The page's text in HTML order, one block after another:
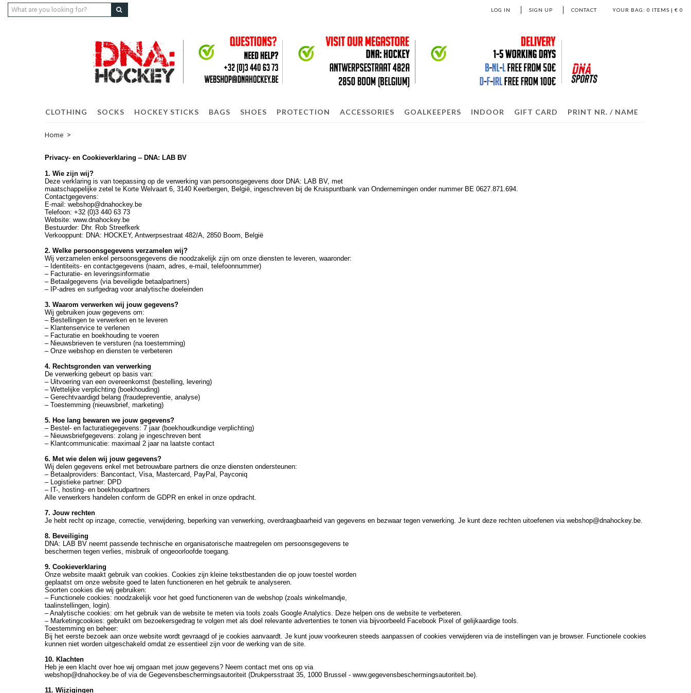
YOUR BAG: 0 ITEMS | € 0
LOG IN SIGN UP CONTACT
CLOTHING SOCKS HOCKEY STICKS BAGS SHOES PROTECTION ACCESSORIES GOALKEEPERS INDOOR GIFT CARD PRINT NR. / NAME
Home >
Privacy- en Cookieverklaring ‒ DNA: LAB BV
1. Wie zijn wij?
Deze verklaring is van toepassing op de verwerking van persoonsgegevens door DNA: LAB BV, met
maatschappelijke zetel te Korte Welvaart 6, 3140 Keerbergen, België, ingeschreven bij de Kruispuntbank van Ondernemingen onder nummer BE 0627.871.694.
Contactgegevens:
E-mail: webshop@dnahockey.be
Telefoon: +32 (0)3 440 63 73
Website: www.dnahockey.be
Bestuurder: Dhr. Rob Streefkerk
Verkooppunt: DNA: HOCKEY, Antwerpsestraat 482/A, 2850 Boom, België
2. Welke persoonsgegevens verzamelen wij?
Wij verzamelen enkel persoonsgegevens die noodzakelijk zijn om onze diensten te leveren, waaronder:
‒ Identiteits- en contactgegevens (naam, adres, e-mail, telefoonnummer)
‒ Facturatie- en leveringsinformatie
‒ Betaalgegevens (via beveiligde betaalpartners)
‒ IP-adres en surfgedrag voor analytische doeleinden
3. Waarom verwerken wij jouw gegevens?
Wij gebruiken jouw gegevens om:
‒ Bestellingen te verwerken en te leveren
‒ Klantenservice te verlenen
‒ Facturatie en boekhouding te voeren
‒ Nieuwsbrieven te versturen (na toestemming)
‒ Onze webshop en diensten te verbeteren
4. Rechtsgronden van verwerking
De verwerking gebeurt op basis van:
‒ Uitvoering van een overeenkomst (bestelling, levering)
‒ Wettelijke verplichting (boekhouding)
‒ Gerechtvaardigd belang (fraudepreventie, analyse)
‒ Toestemming (nieuwsbrief, marketing)
5. Hoe lang bewaren we jouw gegevens?
‒ Bestel- en facturatiegegevens: 7 jaar (boekhoudkundige verplichting)
‒ Nieuwsbriefgegevens: zolang je ingeschreven bent
‒ Klantcommunicatie: maximaal 2 jaar na laatste contact
6. Met wie delen wij jouw gegevens?
Wij delen gegevens enkel met betrouwbare partners die onze diensten ondersteunen:
‒ Betaalproviders: Bancontact, Visa, Mastercard, PayPal, Payconiq
‒ Logistieke partner: DPD
‒ IT-, hosting- en boekhoudpartners
Alle verwerkers handelen conform de GDPR en enkel in onze opdracht.
7. Jouw rechten
Je hebt recht op inzage, correctie, verwijdering, beperking van verwerking, overdraagbaarheid van gegevens en bezwaar tegen verwerking. Je kunt deze rechten uitoefenen via webshop@dnahockey.be.
8. Beveiliging
DNA: LAB BV neemt passende technische en organisatorische maatregelen om persoonsgegevens te
beschermen tegen verlies, misbruik of ongeoorloofde toegang.
9. Cookieverklaring
Onze website maakt gebruik van cookies. Cookies zijn kleine tekstbestanden die op jouw toestel worden
geplaatst om onze website goed te laten functioneren en het gebruik te analyseren.
Soorten cookies die wij gebruiken:
‒ Functionele cookies: noodzakelijk voor het goed functioneren van de webshop (zoals winkelmandje,
taalinstellingen, login).
‒ Analytische cookies: om het gebruik van de website te meten via tools zoals Google Analytics. Deze helpen ons de website te verbeteren.
‒ Marketingcookies: gebruikt om bezoekersgedrag te volgen met als doel relevante advertenties te tonen via bijvoorbeeld Facebook Pixel of gelijkaardige tools.
Toestemming en beheer:
Bij het eerste bezoek aan onze website wordt gevraagd of je cookies aanvaardt. Je kunt jouw voorkeuren steeds aanpassen of cookies verwijderen via de instellingen van je browser. Functionele cookies
kunnen niet worden uitgeschakeld omdat ze essentieel zijn voor de werking van de site.
10. Klachten
Heb je een klacht over hoe wij omgaan met jouw gegevens? Neem contact met ons op via
webshop@dnahockey.be of via de Gegevensbeschermingsautoriteit (Drukpersstraat 35, 1000 Brussel - www.gegevensbeschermingsautoriteit.be).
11. Wijzigingen